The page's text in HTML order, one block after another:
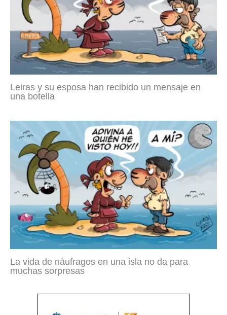
Leiras y su esposa han recibido un mensaje en
una botella
La vida de náufragos en una isla no da para
muchas sorpresas